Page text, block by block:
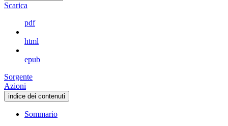
Scarica
pdf
html
epub
Sorgente
Azioni
indice dei contenuti
Sommario